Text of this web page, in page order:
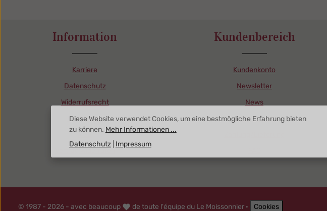
Information
Karriere
Datenschutz
Widerrufsrecht
Impressum
AGB
Vertrag widerrufen
Kundenbereich
Kundenkonto
Newsletter
News
Weinhandlung
© 1987 - 2026 - avec beaucoup de toute l'équipe du Le Moissonnier · Cookies
Diese Website verwendet Cookies, um eine bestmögliche Erfahrung bieten
zu können. Mehr Informationen ...
Datenschutz| Impressum